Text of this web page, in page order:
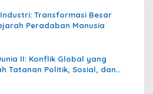
Transformasi Besar
Peradaban Manusia
II: Konflik Global yang
Tatanan Politik, Sosial, dan